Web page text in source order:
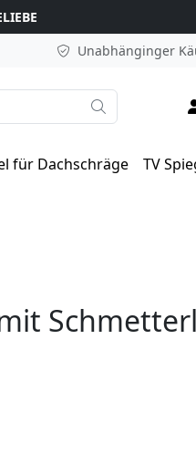
Unabhänginger
Suche
für Dachschräge
TV